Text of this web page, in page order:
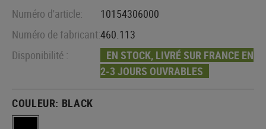
Numéro d'article:
10154306000
Numéro de fabricant:460.113
Disponibilité :
EN STOCK, LIVRÉ SUR FRANCE EN
2-3 JOURS OUVRABLES
COULEUR: BLACK